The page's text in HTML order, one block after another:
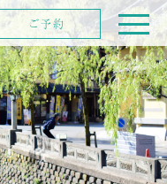
ご予約